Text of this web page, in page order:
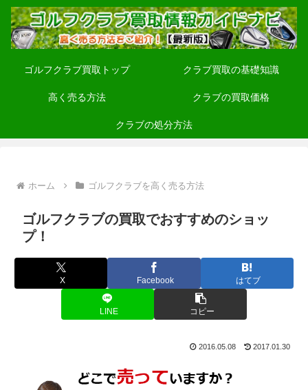
ゴルフクラブ買取トップ クラブ買取の基礎知識
高く売る方法 クラブの買取価格
クラブの処分方法
ホーム ゴルフクラブを高く売る方法
ゴルフクラブの買取でおすすめのショッ
プ！
X Facebook はてブ
LINE コピー
2016.05.08 2017.01.30